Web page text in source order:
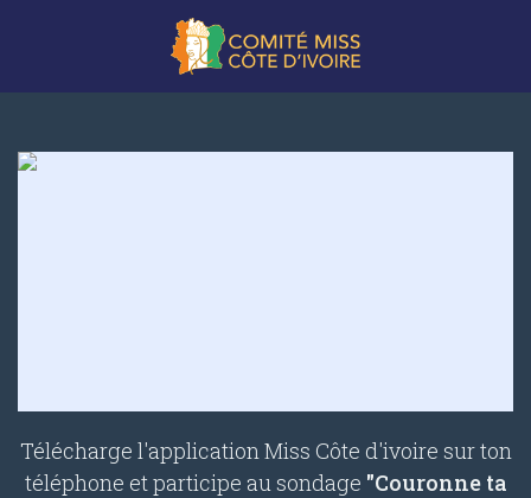
Télécharge l'application Miss Côte d'ivoire sur ton
téléphone et participe au sondage "Couronne ta